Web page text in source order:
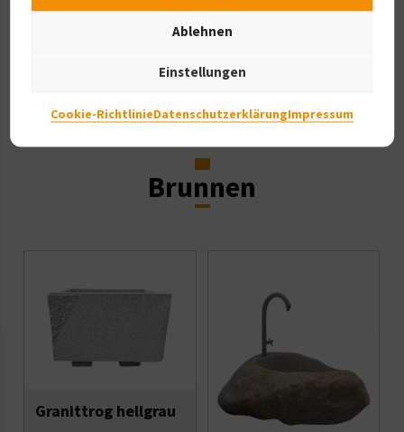
Ablehnen
Einstellungen
Cookie-RichtlinieDatenschutzerklärungImpressum
Brunnen
Granittrog hellgrau